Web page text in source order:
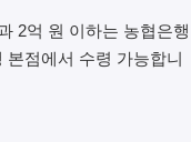
2억 원 이하는 농협은행
점에서 수령 가능합니